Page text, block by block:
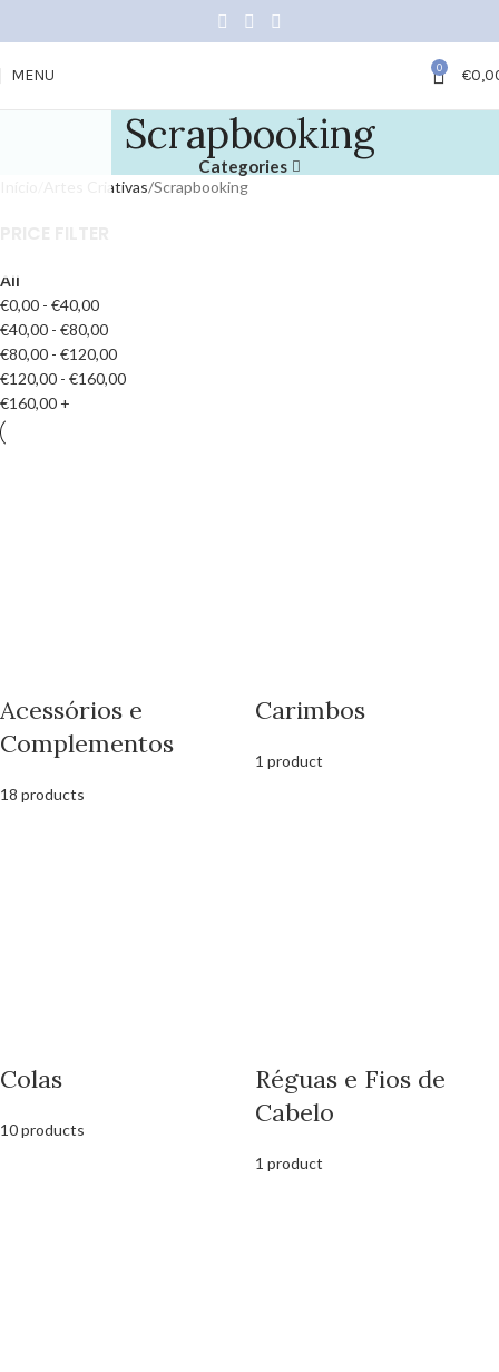
MENU 0 €
Scrapbooking
Categories
Artes Criativas Scrapbooking
All
€0,00 - €40,00
€40,00 - €80,00
€80,00 - €120,00
€120,00 - €160,00
€160,00 +
Acessórios e
Complementos
18 products
Carimbos
1 product
Colas
10 products
Réguas e Fios de
Cabelo
1 product